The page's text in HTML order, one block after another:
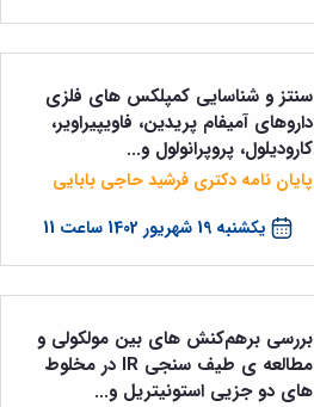
یکشنبه 19 شهریور 1402 ساعت 11
سنتز و شناسایی کمپلکس های فلزی
داروهای آمیفام پریدین، فاویپیراویر،
کارودیلول، پروپرانولول و...
پایان نامه دکتری فرشید حاجی بابایی
بررسی برهم‌کنش های بین مولکولی و
مطالعه ی طیف سنجی IR در مخلوط
های دو جزیی استونیتریل و...